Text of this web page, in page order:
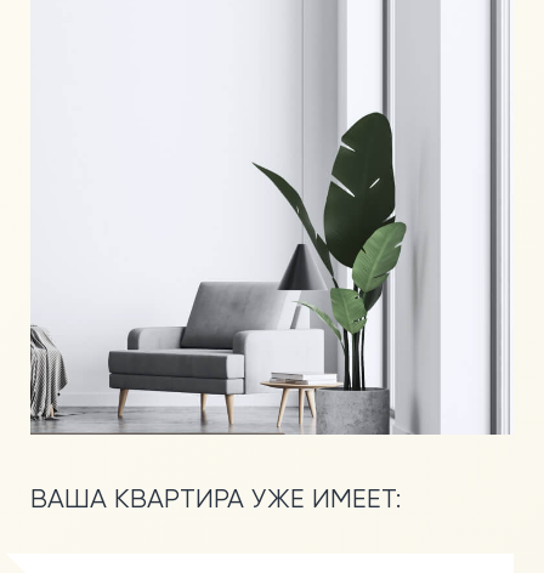
ВЫБРАТЬ КВАРТИРУ
НА ГЕНПЛАНЕ
ПО ПАРАМЕТРАМ
1-КОМНАТНЫЕ
2-КОМНАТНЫЕ
3-КОМНАТНЫЕ
4-КОМНАТНЫЕ
УСЛОВИЯ
РАССРОЧКА ОТ ЗАСТРОЙЩИКА
ВАША КВАРТИРА УЖЕ ИМЕЕТ: